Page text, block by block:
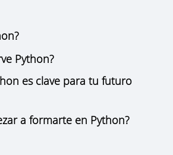
Python?
es clave para tu futuro
a formarte en Python?